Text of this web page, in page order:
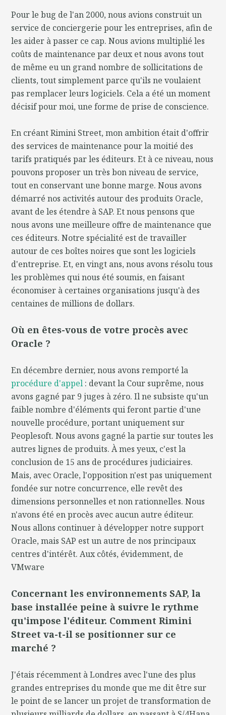
Pour le bug de l'an 2000, nous avions construit un
service de conciergerie pour les entreprises, afin de
les aider à passer ce cap. Nous avions multiplié les
coûts de maintenance par deux et nous avons tout
de même eu un grand nombre de sollicitations de
clients, tout simplement parce qu'ils ne voulaient
pas remplacer leurs logiciels. Cela a été un moment
décisif pour moi, une forme de prise de conscience.
En créant Rimini Street, mon ambition était d'offrir
des services de maintenance pour la moitié des
tarifs pratiqués par les éditeurs. Et à ce niveau, nous
pouvons proposer un très bon niveau de service,
tout en conservant une bonne marge. Nous avons
démarré nos activités autour des produits Oracle,
avant de les étendre à SAP. Et nous pensons que
nous avons une meilleure offre de maintenance que
ces éditeurs. Notre spécialité est de travailler
autour de ces boîtes noires que sont les logiciels
d'entreprise. Et, en vingt ans, nous avons résolu tous
les problèmes qui nous été soumis, en faisant
économiser à certaines organisations jusqu'à des
centaines de millions de dollars.
Où en êtes-vous de votre procès avec
Oracle ?
En décembre dernier, nous avons remporté la
procédure d'appel : devant la Cour suprême, nous
avons gagné par 9 juges à zéro. Il ne subsiste qu'un
faible nombre d'éléments qui feront partie d'une
nouvelle procédure, portant uniquement sur
Peoplesoft. Nous avons gagné la partie sur toutes les
autres lignes de produits. À mes yeux, c'est la
conclusion de 15 ans de procédures judiciaires.
Mais, avec Oracle, l'opposition n'est pas uniquement
fondée sur notre concurrence, elle revêt des
dimensions personnelles et non rationnelles. Nous
n'avons été en procès avec aucun autre éditeur.
Nous allons continuer à développer notre support
Oracle, mais SAP est un autre de nos principaux
centres d'intérêt. Aux côtés, évidemment, de
VMware
Concernant les environnements SAP, la
base installée peine à suivre le rythme
qu'impose l'éditeur. Comment Rimini
Street va-t-il se positionner sur ce
marché ?
J'étais récemment à Londres avec l'une des plus
grandes entreprises du monde que me dit être sur
le point de se lancer un projet de transformation de